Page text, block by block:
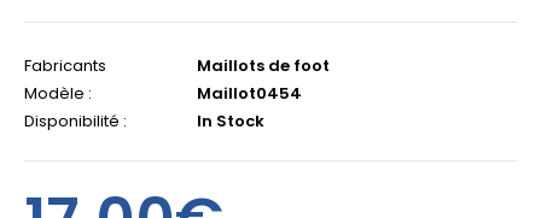
Fabricants
Maillots de foot
Modèle :
Maillot0454
Disponibilité :
In Stock